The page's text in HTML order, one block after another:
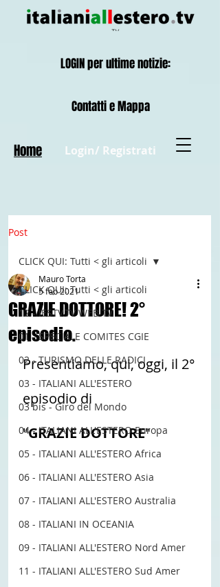
Login/ Registrati
Contatti e Mappa
Home
LOGIN per ultime notizie:
Post
CLICK QUI: Tutti < gli articoli
12 - IESTV.TV WEB TV
01 - SPECIALE COMITES CGIE
02 - TURISMO DELLE RADICI
03 - ITALIANI ALL'ESTERO
03 bis - Giro del Mondo
04 - ITALIANI ALL'ESTERO Europa
05 - ITALIANI ALL'ESTERO Africa
06 - ITALIANI ALL'ESTERO Asia
07 - ITALIANI ALL'ESTERO Australia
08 - ITALIANI IN OCEANIA
09 - ITALIANI ALL'ESTERO Nord Amer
11 - ITALIANI ALL'ESTERO Sud Amer
CLICK QUI: Tutti < gli articoli
GRAZIE DOTTORE! 2°
episodio.
Mauro Torta
5 feb 2021
Presentiamo, qui, oggi, il 2°
episodio di
"GRAZIE DOTTORE"